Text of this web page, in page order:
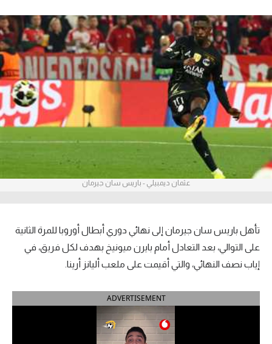
فيديوهات
عدسات
آراء حرة
ركن الألعاب
بطولات
أمريكا 2026
الدوري الإسباني
الدوري الإيطالي
عثمان ديمبيلي - باريس سان جيرمان
تأهل باريس سان جيرمان إلى نهائي دوري أبطال أوروبا للمرة الثانية
على التوالي، بعد التعادل أمام بايرن ميونيخ بهدف لكل فريق، في
إياب نصف النهائي، والتي أقيمت على ملعب أليانز أرينا.
ADVERTISEMENT